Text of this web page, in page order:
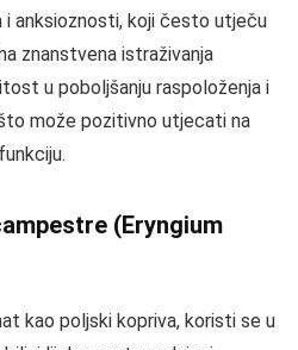
i anksioznosti, koji često utječu
znanstvena istraživanja
u poboljšanju raspoloženja i
može pozitivno utjecati na
(Eryngium
kao poljski kopriva, koristi se u